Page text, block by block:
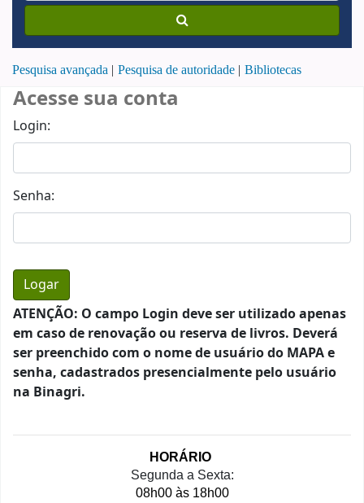
Pesquisa avançada Pesquisa de autoridade Bibliotecas
Acesse sua conta
Login:
Senha:
ATENÇÃO: O campo Login deve ser utilizado apenas
em caso de renovação ou reserva de livros. Deverá
ser preenchido com o nome de usuário do MAPA e
senha, cadastrados presencialmente pelo usuário
na Binagri.
HORÁRIO
Segunda a Sexta:
08h00 às 18h00